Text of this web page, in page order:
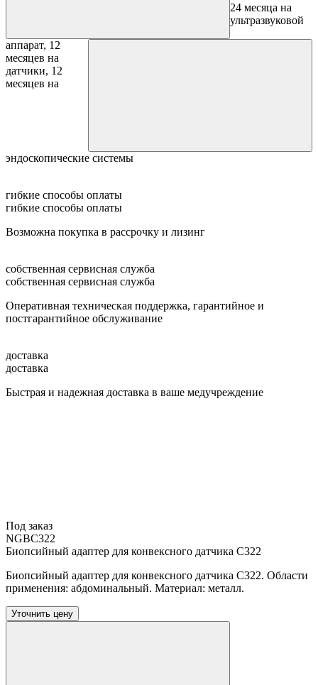
24 месяца на
ультразвуковой
аппарат, 12
месяцев на
датчики, 12
месяцев на
эндоскопические системы
гибкие способы оплаты
гибкие способы оплаты
Возможна покупка в рассрочку и лизинг
собственная сервисная служба
собственная сервисная служба
Оперативная техническая поддержка, гарантийное и
постгарантийное обслуживание
доставка
доставка
Быстрая и надежная доставка в ваше медучреждение
Под заказ
NGBC322
Биопсийный адаптер для конвексного датчика C322
Биопсийный адаптер для конвексного датчика C322. Области
применения: абдоминальный. Материал: металл.
Уточнить цену